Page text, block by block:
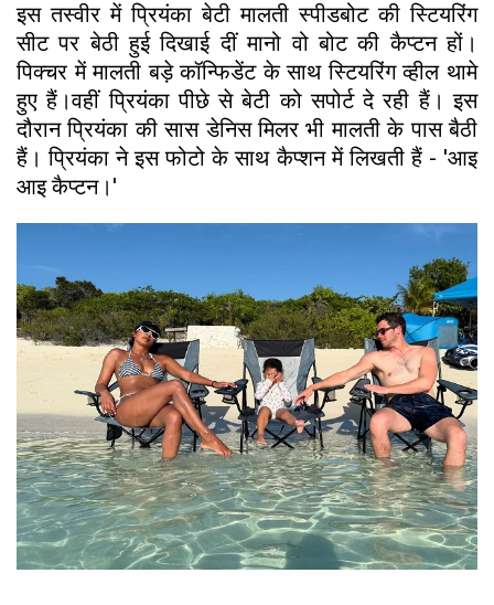
इस तस्वीर में प्रियंका बेटी मालती स्पीडबोट की स्टियरिंग
सीट पर बेठी हुई दिखाई दीं मानो वो बोट की कैप्टन हों।
पिक्चर में मालती बड़े कॉन्फिडेंट के साथ स्टियरिंग व्हील थामे
हुए हैं।वहीं प्रियंका पीछे से बेटी को सपोर्ट दे रही हैं। इस
दौरान प्रियंका की सास डेनिस मिलर भी मालती के पास बैठी
हैं। प्रियंका ने इस फोटो के साथ कैप्शन में लिखती हैं - 'आइ
आइ कैप्टन।'